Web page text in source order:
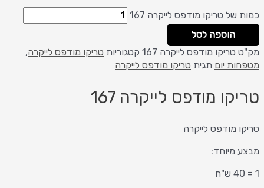
כמות של טריקו מודפס לייקרה 167
הוספה לסל
מק"ט טריקו מודפס לייקרה 167 קטגוריות טריקו מודפס לייקרה,
מטפחות יום תגית טריקו מודפס לייקרה
טריקו מודפס לייקרה 167
טריקו מודפס לייקרה
מבצע מיוחד:
1 = 40 ש"ח